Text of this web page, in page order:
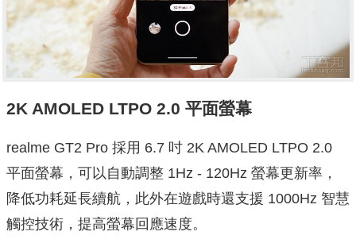
2K AMOLED LTPO 2.0 平面螢幕
realme GT2 Pro 採用 6.7 吋 2K AMOLED LTPO 2.0
平面螢幕，可以自動調整 1Hz - 120Hz 螢幕更新率，
降低功耗延長續航，此外在遊戲時還支援 1000Hz 智慧
觸控技術，提高螢幕回應速度。